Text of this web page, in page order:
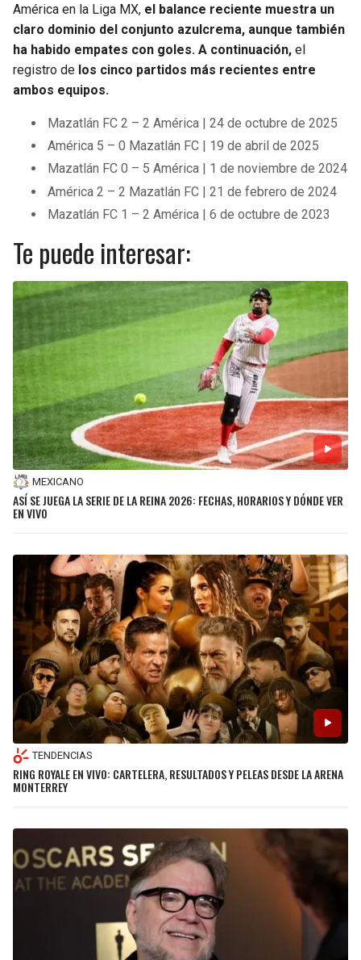
América en la Liga MX, el balance reciente muestra un
claro dominio del conjunto azulcrema, aunque también
ha habido empates con goles. A continuación, el
registro de los cinco partidos más recientes entre
ambos equipos.
Mazatlán FC 2 – 2 América | 24 de octubre de 2025
América 5 – 0 Mazatlán FC | 19 de abril de 2025
Mazatlán FC 0 – 5 América | 1 de noviembre de 2024
América 2 – 2 Mazatlán FC | 21 de febrero de 2024
Mazatlán FC 1 – 2 América | 6 de octubre de 2023
Te puede interesar:
MEXICANO
ASÍ SE JUEGA LA SERIE DE LA REINA 2026: FECHAS, HORARIOS Y DÓNDE VER
EN VIVO
TENDENCIAS
RING ROYALE EN VIVO: CARTELERA, RESULTADOS Y PELEAS DESDE LA ARENA
MONTERREY